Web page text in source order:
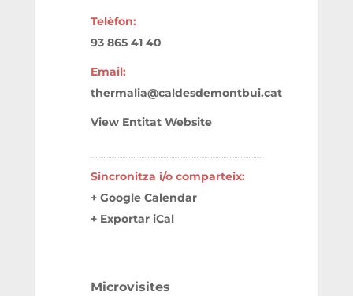
Telèfon:
93 865 41 40
Email:
thermalia@caldesdemontbui.cat
View Entitat Website
Sincronitza i/o comparteix:
+ Google Calendar
+ Exportar iCal
Microvisites